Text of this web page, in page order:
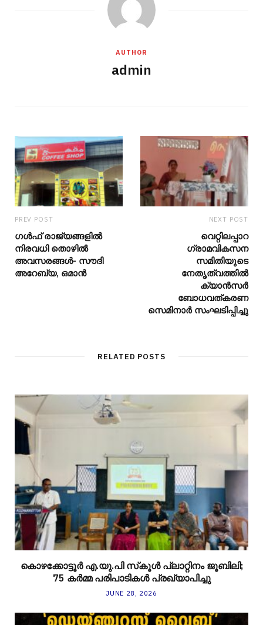
AUTHOR
admin
PREV POST
ഗൾഫ് രാജ്യങ്ങളിൽ
നിരവധി തൊഴിൽ
അവസരങ്ങൾ- സൗദി
അറേബ്യ, ഒമാൻ
NEXT POST
വെറ്റിലപ്പാറ
ഗ്രാമവികസന
സമിതിയുടെ
നേതൃത്വത്തിൽ
ക്യാൻസർ
ബോധവത്കരണ
സെമിനാർ സംഘടിപ്പിച്ചു
RELATED POSTS
കൊഴക്കോട്ടൂർ എ.യു.പി സ്‌കൂൾ പ്ലാറ്റിനം ജൂബിലി;
75 കർമ്മ പരിപാടികൾ പ്രഖ്യാപിച്ചു
JUNE 28, 2026